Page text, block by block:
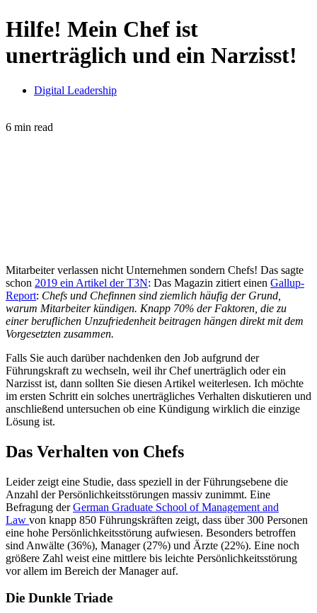
Hilfe! Mein Chef ist
unerträglich und ein Narzisst!
Digital Leadership
6 min read
Mitarbeiter verlassen nicht Unternehmen sondern Chefs! Das sagte
schon 2019 ein Artikel der T3N: Das Magazin zitiert einen Gallup-
Report: Chefs und Chefinnen sind ziemlich häufig der Grund,
warum Mitarbeiter kündigen. Knapp 70% der Faktoren, die zu
einer beruflichen Unzufriedenheit beitragen hängen direkt mit dem
Vorgesetzten zusammen.
Falls Sie auch darüber nachdenken den Job aufgrund der
Führungskraft zu wechseln, weil ihr Chef unerträglich oder ein
Narzisst ist, dann sollten Sie diesen Artikel weiterlesen. Ich möchte
im ersten Schritt ein solches unerträgliches Verhalten diskutieren und
anschließend untersuchen ob eine Kündigung wirklich die einzige
Lösung ist.
Das Verhalten von Chefs
Leider zeigt eine Studie, dass speziell in der Führungsebene die
Anzahl der Persönlichkeitsstörungen massiv zunimmt. Eine
Befragung derGerman Graduate School of Management and
Law von knapp 850 Führungskräften zeigt, dass über 300 Personen
eine hohe Persönlichkeitsstörung aufwiesen. Besonders betroffen
sind Anwälte (36%), Manager (27%) und Ärzte (22%). Eine noch
größere Zahl weist eine mittlere bis leichte Persönlichkeitsstörung
vor allem im Bereich der Manager auf.
Die Dunkle Triade